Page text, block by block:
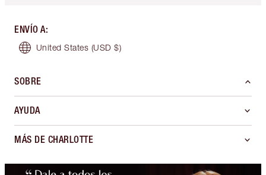
ENVÍO A:
United States (USD $)
SOBRE
AYUDA
MÁS DE CHARLOTTE